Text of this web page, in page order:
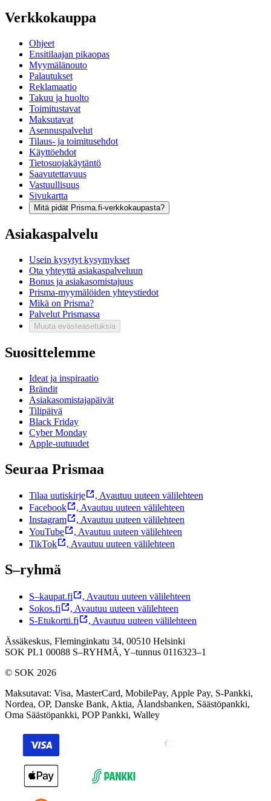
Verkkokauppa
Ohjeet
Ensitilaajan pikaopas
Myymälänouto
Palautukset
Reklamaatio
Takuu ja huolto
Toimitustavat
Maksutavat
Asennuspalvelut
Tilaus- ja toimitusehdot
Käyttöehdot
Tietosuojakäytäntö
Saavutettavuus
Vastuullisuus
Sivukartta
Mitä pidät Prisma.fi-verkkokaupasta?
Asiakaspalvelu
Usein kysytyt kysymykset
Ota yhteyttä asiakaspalveluun
Bonus ja asiakasomistajuus
Prisma-myymälöiden yhteystiedot
Mikä on Prisma?
Palvelut Prismassa
Muuta evästeasetuksia
Suosittelemme
Ideat ja inspiraatio
Brändit
Asiakasomistajapäivät
Tilipäivä
Black Friday
Cyber Monday
Apple-uutuudet
Seuraa Prismaa
Tilaa uutiskirje , Avautuu uuteen välilehteen
Facebook
, Avautuu uuteen välilehteen
Instagram
, Avautuu uuteen välilehteen
YouTube
, Avautuu uuteen välilehteen
TikTok
, Avautuu uuteen välilehteen
S–ryhmä
S–kaupat.fi , Avautuu uuteen välilehteen
Sokos.fi
, Avautuu uuteen välilehteen
S-Etukortti.fi
, Avautuu uuteen välilehteen
Ässäkeskus, Fleminginkatu 34, 00510 Helsinki
SOK PL1 00088 S–RYHMÄ, Y–tunnus 0116323–1
© SOK 2026
Maksutavat: Visa, MasterCard, MobilePay, Apple Pay, S-Pankki,
Nordea, OP, Danske Bank, Aktia, Ålandsbanken, Säästöpankki,
Oma Säästöpankki, POP Pankki, Walley